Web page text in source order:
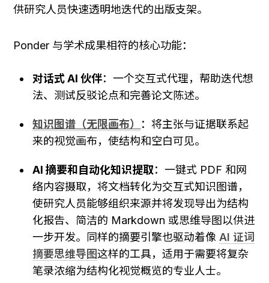
供研究人员快速透明地迭代的出版支架。
Ponder 与学术成果相符的核心功能：
对话式 AI 伙伴：一个交互式代理，帮助迭代想
法、测试反驳论点和完善论文陈述。
知识图谱（无限画布）
：将主张与证据联系起
来的视觉画布，使结构和空白可见。
AI 摘要和自动化知识提取：一键式 PDF 和网
络内容摄取，将文档转化为交互式知识图谱，
使研究人员能够组织来源并将发现导出为结构
化报告、简洁的 Markdown 或思维导图以供进
一步开发。同样的摘要引擎也驱动着像 AI 证词
摘要思维导图这样的工具，适用于需要将复杂
笔录浓缩为结构化视觉概览的专业人士。